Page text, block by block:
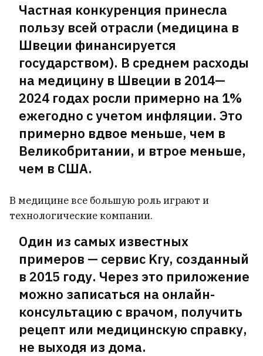
Частная конкуренция принесла
пользу всей отрасли (медицина в
Швеции финансируется
государством). В среднем расходы
на медицину в Швеции в 2014—
2024 годах росли примерно на 1%
ежегодно с учетом инфляции. Это
примерно вдвое меньше, чем в
Великобритании, и втрое меньше,
чем в США.
В медицине все большую роль играют и
технологические компании.
Один из самых известных
примеров — сервис Kry, созданный
в 2015 году. Через это приложение
можно записаться на онлайн-
консультацию с врачом, получить
рецепт или медицинскую справку,
не выходя из дома.